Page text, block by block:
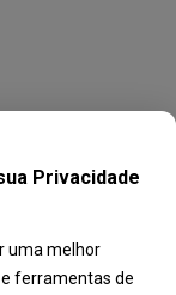
Privacidade
uma melhor
ferramentas de